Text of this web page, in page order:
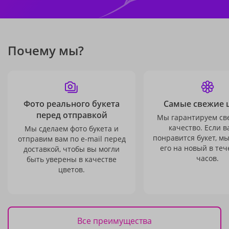
Почему мы?
Фото реального букета
перед отправкой
Мы сделаем фото букета и
отправим вам по e-mail перед
доставкой, чтобы вы могли
быть уверены в качестве
цветов.
Самые свежие
Мы гарантируем
качество. Если
понравится букет,
его на новый в
часов.
Все преимущества